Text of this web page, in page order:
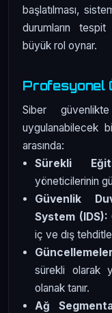
başlatılması,
durumların tespit
büyük rol oynar.
Profesyonel
Siber
uygulanabilecek
arasında:
Sürekli
yöneticilerinin
Güvenlik
System (IDS):
iç ve dış
sürekli olarak
olanak tanır.
Ağ